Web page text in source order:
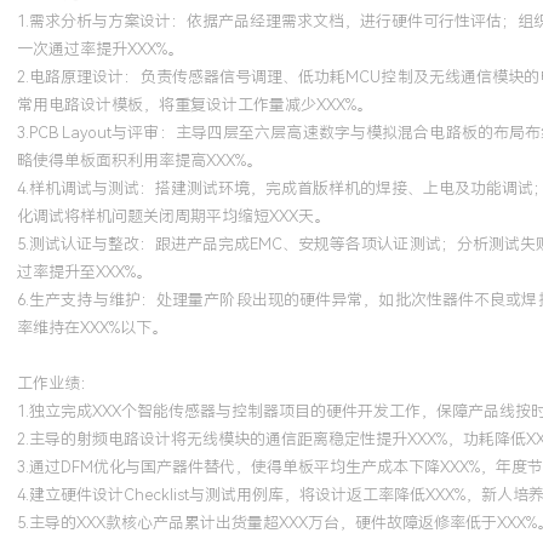
1.需求分析与方案设计：依据产品经理需求文档，进行硬件可行性评估；
一次通过率提升XXX%。
2.电路原理设计：负责传感器信号调理、低功耗MCU控制及无线通信模块
常用电路设计模板，将重复设计工作量减少XXX%。
3.PCB Layout与评审：主导四层至六层高速数字与模拟混合电路板的布局
略使得单板面积利用率提高XXX%。
4.样机调试与测试：搭建测试环境，完成首版样机的焊接、上电及功能调
化调试将样机问题关闭周期平均缩短XXX天。
5.测试认证与整改：跟进产品完成EMC、安规等各项认证测试；分析测试
过率提升至XXX%。
6.生产支持与维护：处理量产阶段出现的硬件异常，如批次性器件不良或
率维持在XXX%以下。
工作业绩：
1.独立完成XXX个智能传感器与控制器项目的硬件开发工作，保障产品线按
2.主导的射频电路设计将无线模块的通信距离稳定性提升XXX%，功耗降低
3.通过DFM优化与国产器件替代，使得单板平均生产成本下降XXX%，年度
4.建立硬件设计Checklist与测试用例库，将设计返工率降低XXX%，新人培
5.主导的XXX款核心产品累计出货量超XXX万台，硬件故障返修率低于XXX%